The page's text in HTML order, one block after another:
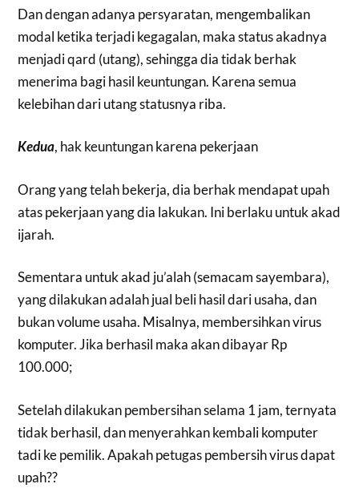
Dan dengan adanya persyaratan, mengembalikan
modal ketika terjadi kegagalan, maka status akadnya
menjadi qard (utang), sehingga dia tidak berhak
menerima bagi hasil keuntungan. Karena semua
kelebihan dari utang statusnya riba.
Kedua, hak keuntungan karena pekerjaan
Orang yang telah bekerja, dia berhak mendapat upah
atas pekerjaan yang dia lakukan. Ini berlaku untuk akad
ijarah.
Sementara untuk akad ju’alah (semacam sayembara),
yang dilakukan adalah jual beli hasil dari usaha, dan
bukan volume usaha. Misalnya, membersihkan virus
komputer. Jika berhasil maka akan dibayar Rp
100.000;
Setelah dilakukan pembersihan selama 1 jam, ternyata
tidak berhasil, dan menyerahkan kembali komputer
tadi ke pemilik. Apakah petugas pembersih virus dapat
upah??